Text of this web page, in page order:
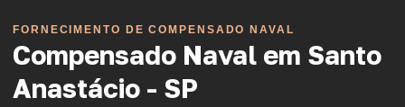
FORNECIMENTO DE COMPENSADO NAVAL
Compensado Naval em Santo
Anastácio - SP